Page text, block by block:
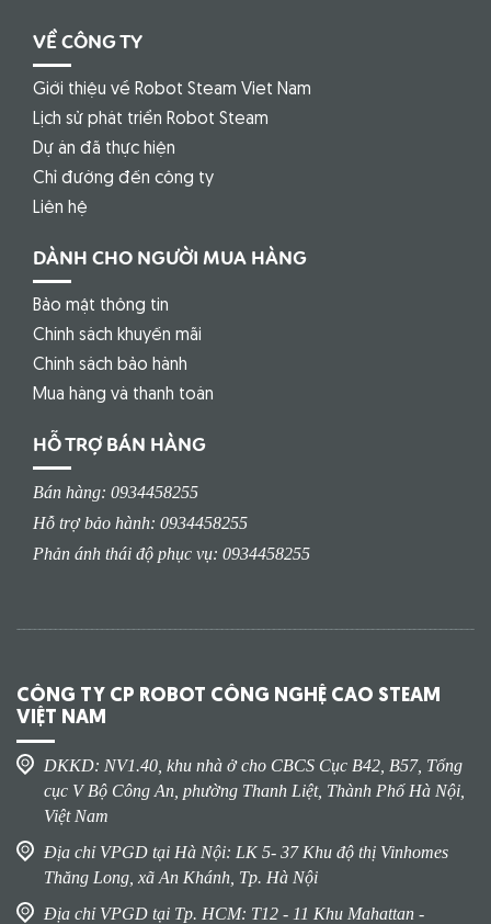
VỀ CÔNG TY
Giới thiệu về Robot Steam Viet Nam
Lịch sử phát triển Robot Steam
Dự án đã thực hiện
Chỉ đường đến công ty
Liên hệ
DÀNH CHO NGƯỜI MUA HÀNG
Bảo mật thông tin
Chính sách khuyến mãi
Chính sách bảo hành
Mua hàng và thanh toán
HỖ TRỢ BÁN HÀNG
Bán hàng: 0934458255
Hỗ trợ bảo hành: 0934458255
Phản ánh thái độ phục vụ: 0934458255
CÔNG TY CP ROBOT CÔNG NGHỆ CAO STEAM
VIỆT NAM
DKKD: NV1.40, khu nhà ở cho CBCS Cục B42, B57, Tổng
cục V Bộ Công An, phường Thanh Liệt, Thành Phố Hà Nội,
Việt Nam
Địa chỉ VPGD tại Hà Nội: LK 5- 37 Khu độ thị Vinhomes
Thăng Long, xã An Khánh, Tp. Hà Nội
Địa chỉ VPGD tại Tp. HCM: T12 - 11 Khu Mahattan -